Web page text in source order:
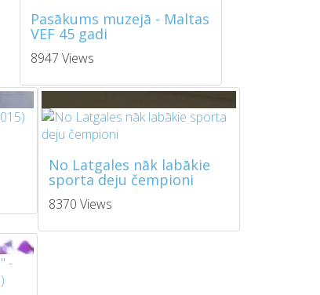
Pasākums muzejā - Maltas
VEF 45 gadi
8947 Views
No Latgales nāk labākie
sporta deju čempioni
8370 Views